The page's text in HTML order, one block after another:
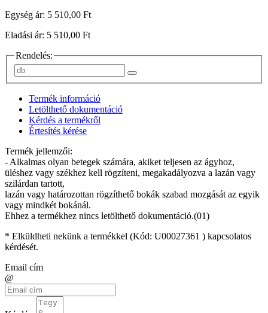
Egység ár: 5 510,00 Ft
Eladási ár: 5 510,00 Ft
Rendelés:
Termék információ
Letölthető dokumentáció
Kérdés a termékről
Értesítés kérése
Termék jellemzői:
- Alkalmas olyan betegek számára, akiket teljesen az ágyhoz,
üléshez vagy székhez kell rögzíteni, megakadályozva a lazán vagy
szilárdan tartott,
lazán vagy határozottan rögzíthető bokák szabad mozgását az egyik
vagy mindkét bokánál.
Ehhez a termékhez nincs letölthető dokumentáció.(01)
* Elküldheti nekünk a termékkel (Kód: U00027361 ) kapcsolatos
kérdését.
Email cím
@